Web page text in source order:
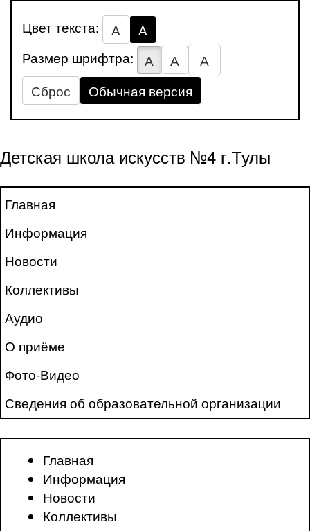
Цвет текста: А
А
Размер шрифтра:
А А
А
Сброс
Обычная версия
Детская школа искусств №4 г.Тулы
Главная
Информация
Новости
Коллективы
Аудио
О приёме
Фото-Видео
Сведения об образовательной организации
Главная
Информация
Новости
Коллективы